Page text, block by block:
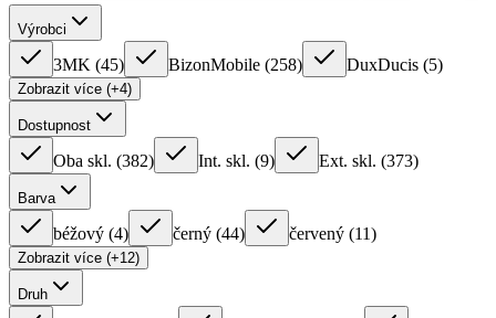
Výrobci
3MK (45) BizonMobile (258) DuxDucis (5)
Zobrazit více (+4)
Dostupnost
Oba skl. (382) Int. skl. (9) Ext. skl. (373)
Barva
béžový (4) černý (44) červený (11)
Zobrazit více (+12)
Druh